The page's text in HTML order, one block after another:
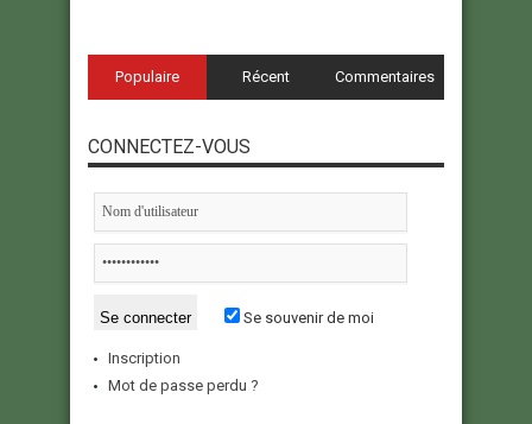
Populaire Récent Commentaires
CONNECTEZ-VOUS
Se souvenir de moi
Inscription
Mot de passe perdu ?